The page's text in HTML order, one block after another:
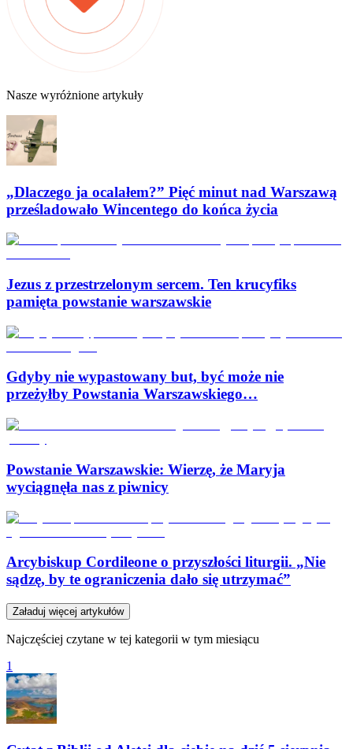
Nasze wyróżnione artykuły
„Dlaczego ja ocalałem?” Pięć minut nad Warszawą
prześladowało Wincentego do końca życia
Jezus z przestrzelonym sercem. Ten krucyfiks
pamięta powstanie warszawskie
Gdyby nie wypastowany but, być może nie
przeżyłby Powstania Warszawskiego…
Powstanie Warszawskie: Wierzę, że Maryja
wyciągnęła nas z piwnicy
Arcybiskup Cordileone o przyszłości liturgii. „Nie
sądzę, by te ograniczenia dało się utrzymać”
Załaduj więcej artykułów
Najczęściej czytane w tej kategorii w tym miesiącu
1